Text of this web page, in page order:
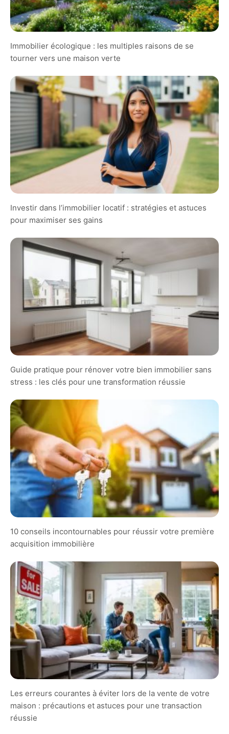
Immobilier écologique : les multiples raisons de se
tourner vers une maison verte
Investir dans l’immobilier locatif : stratégies et astuces
pour maximiser ses gains
Guide pratique pour rénover votre bien immobilier sans
stress : les clés pour une transformation réussie
10 conseils incontournables pour réussir votre première
acquisition immobilière
Les erreurs courantes à éviter lors de la vente de votre
maison : précautions et astuces pour une transaction
réussie